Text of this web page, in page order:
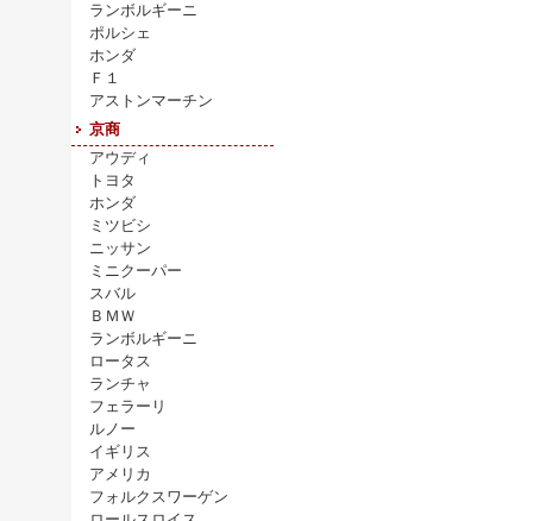
ランボルギーニ
ポルシェ
ホンダ
Ｆ１
アストンマーチン
京商
アウディ
トヨタ
ホンダ
ミツビシ
ニッサン
ミニクーパー
スバル
ＢＭＷ
ランボルギーニ
ロータス
ランチャ
フェラーリ
ルノー
イギリス
アメリカ
フォルクスワーゲン